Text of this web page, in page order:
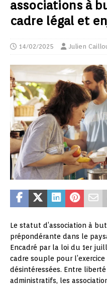
associations à
cadre légal et
14/02/2025 Julien
Le statut d’association à
prépondérante dans le
Encadré par la loi du 1er
cadre souple pour
désintéressées. Entre
administratifs, les